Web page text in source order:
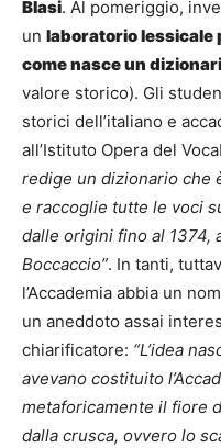
Blasi. Al pomeriggio,
un laboratorio lessicale
come nasce un
valore storico). Gli
storici dell’italiano e
all’Istituto Opera del
redige un dizionario che
e raccoglie tutte le voci
dalle origini fino al 1374,
Boccaccio”. In tanti,
l’Accademia abbia un
un aneddoto assai
chiarificatore: “L’idea
avevano costituito
metaforicamente il fiore
dalla crusca, ovvero lo